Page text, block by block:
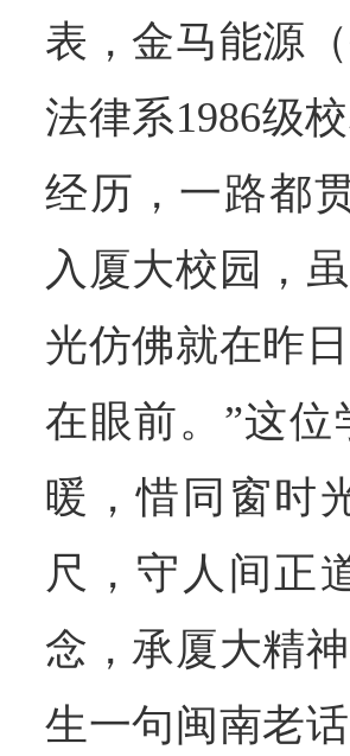
表，金马能源
法律系1986级
经历，一路都
入厦大校园，
光仿佛就在昨
在眼前。”这
暖，惜同窗时
尺，守人间正
念，承厦大精
生一句闽南老